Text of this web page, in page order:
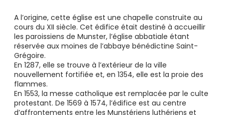
A l’origine, cette église est une chapelle construite au
cours du XII siècle. Cet édifice était destiné à accueillir
les paroissiens de Munster, l’église abbatiale étant
réservée aux moines de l’abbaye bénédictine Saint-
Grégoire.
En 1287, elle se trouve à l’extérieur de la ville
nouvellement fortifiée et, en 1354, elle est la proie des
flammes.
En 1553, la messe catholique est remplacée par le culte
protestant. De 1569 à 1574, l’édifice est au centre
d’affrontements entre les Munstériens luthériens et